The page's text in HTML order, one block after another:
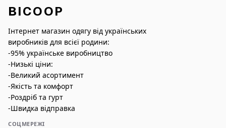
BICOOP
Інтернет магазин одягу від українських
виробників для всієї родини:
-95% українське виробництво
-Низькі ціни:
-Великий асортимент
-Якість та комфорт
-Роздріб та гурт
-Швидка відправка
СОЦМЕРЕЖІ